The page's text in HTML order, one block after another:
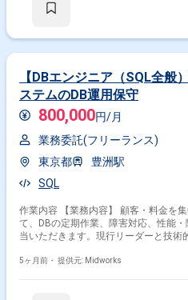
【DBエンジニア（SQL全般
ステムのDB運用保守
800,000円/月
業務委託(フリーランス)
東京都
豊洲駅
SQL
作業内容 【業務内容】 顧客・料金を集中管理する大規模システムにおい
て、DBの定期作業、障害対応、性能
当いただきます。現行リーダーと技術
・性能解析・障害解析 ・Linux、Windowsサーバ環境での運用保守 ・VM
5ヶ月前・ 提供元: Midworks